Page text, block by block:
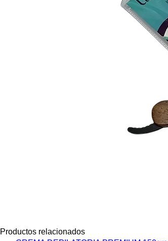
Productos relacionados